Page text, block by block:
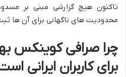
تاکنون هیچ گزارشی مبنی بر
محدودیت های ناگهانی برای آن ها
چرا صرافی کوینکس
برای کاربران ایرانی